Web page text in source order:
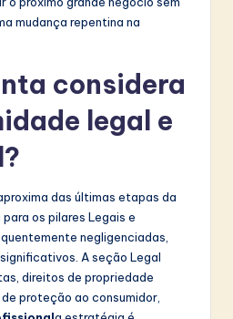
mudança repentina na
considera
legal e
das últimas etapas da
os pilares Legais e
negligenciadas,
A seção Legal
direitos de propriedade
proteção ao consumidor,